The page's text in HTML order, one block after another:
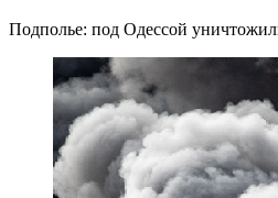
Подполье: под Одессой